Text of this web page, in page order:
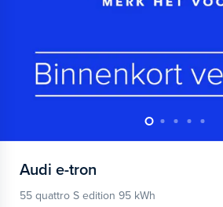
Audi e-tron
55 quattro S edition 95 kWh